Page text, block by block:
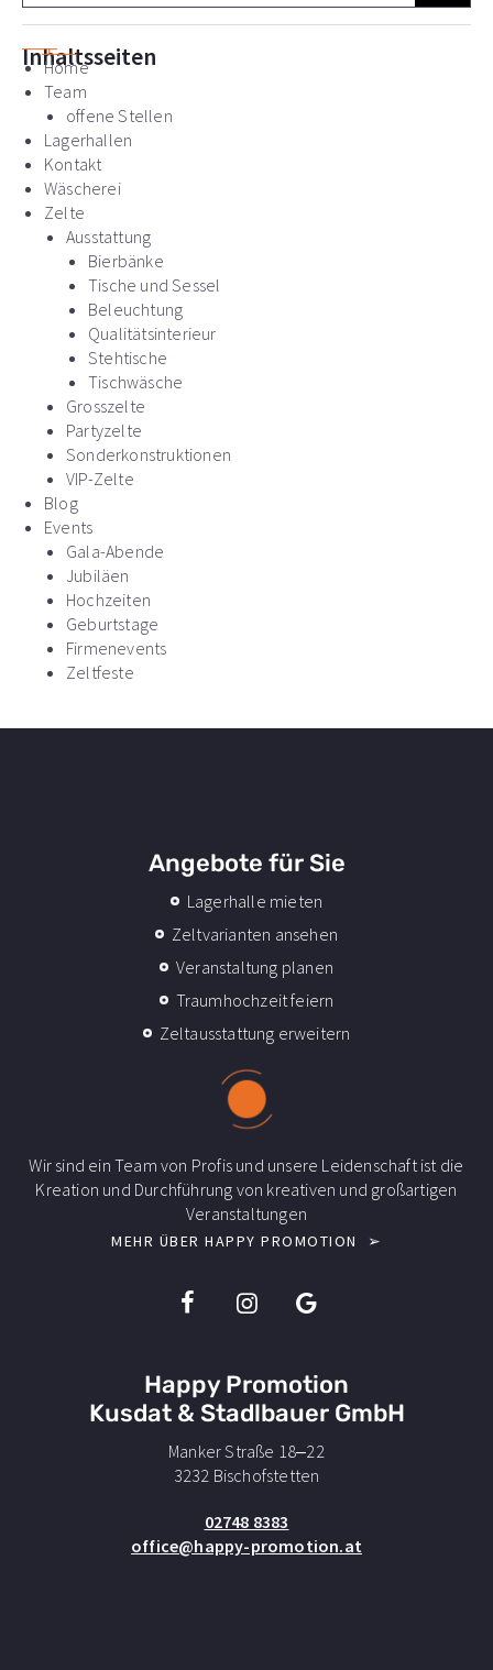
h
e
Inhaltsseiten
Home
Team
offene Stellen
Lagerhallen
Kontakt
Wäscherei
Zelte
Ausstattung
Bierbänke
Tische und Sessel
Beleuchtung
Qualitätsinterieur
Stehtische
Tischwäsche
Grosszelte
Partyzelte
Sonderkonstruktionen
VIP-Zelte
Blog
Events
Gala-Abende
Jubiläen
Hochzeiten
Geburtstage
Firmenevents
Zeltfeste
Angebote für Sie
Lagerhalle mieten
Zeltvarianten ansehen
Veranstaltung planen
Traumhochzeit feiern
Zeltausstattung erweitern
Wir sind ein Team von Profis und unsere Leidenschaft ist die
Kreation und Durchführung von kreativen und großartigen
Veranstaltungen
MEHR ÜBER HAPPY PROMOTION ➢
I
c
s
-
a
c
o
I
c
s
-
n
s
a
g
I
c
s
-
o
o
e
Happy Promotion
Kusdat & Stadlbauer GmbH
Manker Straße 18–22
3232 Bischofstetten
02748 8383
office@happy-promotion.at